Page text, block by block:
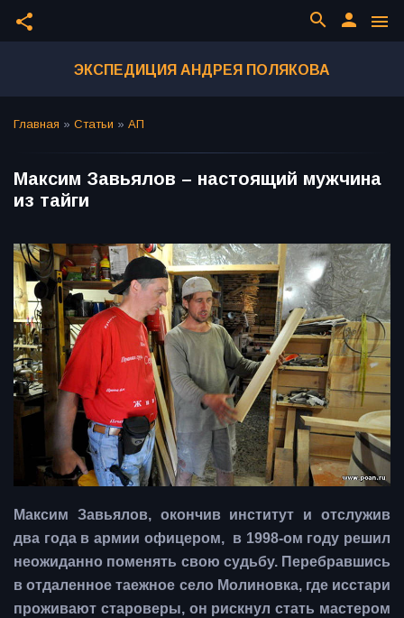
share menu
person
search
ЭКСПЕДИЦИЯ АНДРЕЯ ПОЛЯКОВА
Главная » Статьи » АП
Максим Завьялов – настоящий мужчина
из тайги
Максим Завьялов, окончив институт и отслужив
два года в армии офицером, в 1998-ом году решил
неожиданно поменять свою судьбу. Перебравшись
в отдаленное таежное село Молиновка, где исстари
проживают староверы, он рискнул стать мастером